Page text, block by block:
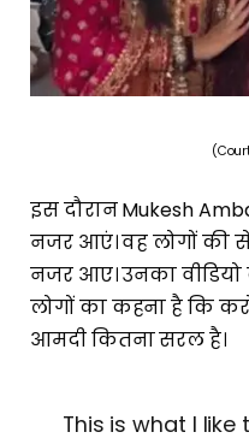
इस दौरान Mukesh
नजर आएं। वह लोगों की
नजर आए। उनका
लोगों का कहना है कि
आमदी कितना सरल है।
This is what I